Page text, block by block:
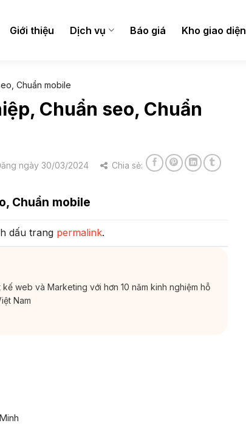
Giới thiệu Dịch vụ Báo giá Kho giao diện
Chuẩn mobile
Chuẩn seo, Chuẩn
ngày 30/03/2024 Chia sẻ:
Chuẩn mobile
dấu trang permalink.
web và Marketing với hơn 10 năm kinh nghiệm hỗ
Nam